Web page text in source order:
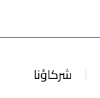
شركاؤنا